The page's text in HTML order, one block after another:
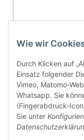
Wie wir
Durch Klicken auf
Einsatz folgender
Vimeo, Matomo-
Whatsapp. Sie
(Fingerabdruck-
Sie unter